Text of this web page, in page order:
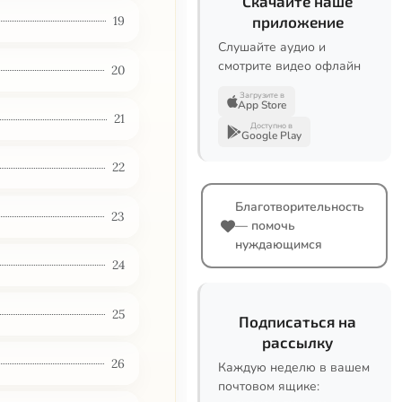
19
20
21
22
23
24
25
26
приложение
Слушайте аудио и
смотрите видео офлайн
Загрузите в
App Store
Доступно в
Google Play
Благотворительность
— помочь
нуждающимся
Подписаться на
рассылку
Каждую неделю в вашем
почтовом ящике: